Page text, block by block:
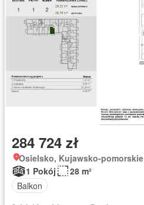
284 724 zł
Osielsko, Kujawsko-pomorskie
1 Pokój
28 m²
Balkon